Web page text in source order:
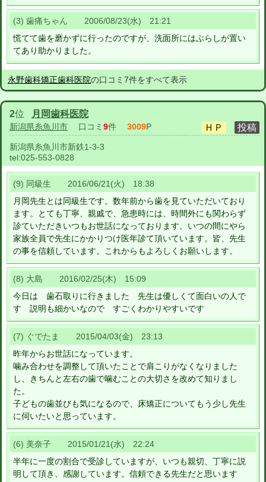
(3) 歯痛ちゃん 2006/08/23(水) 21:21
慌てて歯を磨かずに行ったのですが、洗面所にはぶらしが置い
てあり助かりました。
永野歯科矯正歯科医院の口コミ7件をすべて表示
2位 月岡歯科医院
新潟県糸魚川市 口コミ 9件 3009P
新潟県糸魚川市新鉄1-3-3
tel:025-553-0828
(9) 同級生 2016/06/21(火) 18:38
月岡先生とは同級生です。数年前から歯を見ていただいており
ます。とても丁寧、親戚で、急患時には、時間外にも関わらず
診ていただきいつもお世話になっております。いつの間にやら
家族全員で先生にかかりつけ医年診て頂いています。皆、先生
の事を信頼しています。これからもよろしくお願いします。
(8) 大島 2016/02/25(木) 15:09
今日は 歯石取りに行きました 先生は優しくて面白いの人で
す 説明も細かいなので すごくわかりやすいです
(7) ぐでたま 2015/04/03(金) 23:13
昨年からお世話になっています。
噛み合わせを調整して頂いたことで肩こりがなくなりました
し、きちんと左右の歯で噛むことの大切さを改めて知りまし
た。
子どもの歯並びも気になるので、床矯正についてもう少し先生
に伺いたいと思っています。
(6) 美奈子 2015/01/21(水) 22:24
半年に一度の割合で受診していますが、いつも親切、丁寧に説
明して頂き、感謝しています。信頼できる先生だと思います